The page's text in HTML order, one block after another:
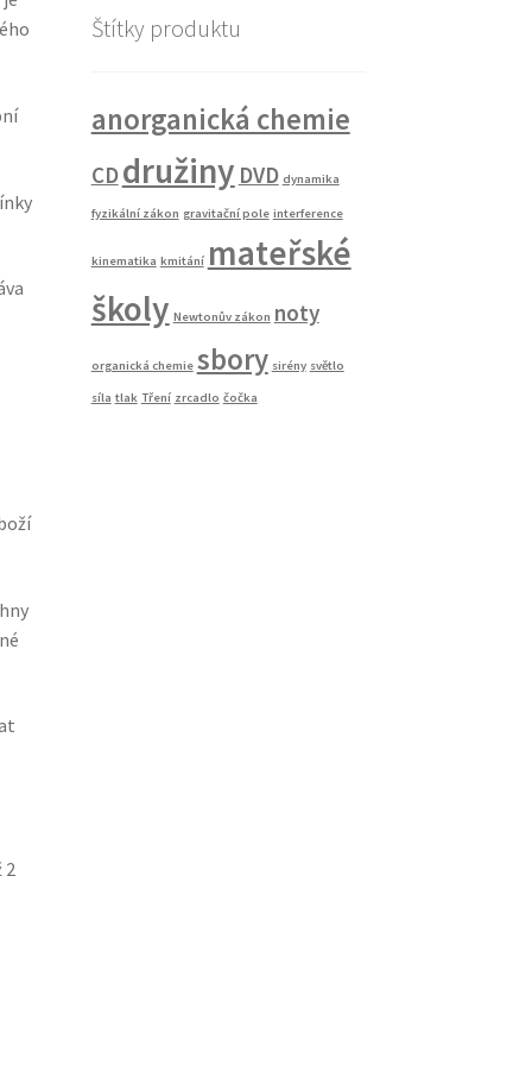
2
Štítky produktu
anorganická chemie
CDdružiny DVD dynamika
fyzikální zákon gravitační pole interference
kinematika kmitání mateřské
školy Newtonův zákon noty
organická chemie sbory sirény světlo
síla tlak Tření zrcadlo čočka